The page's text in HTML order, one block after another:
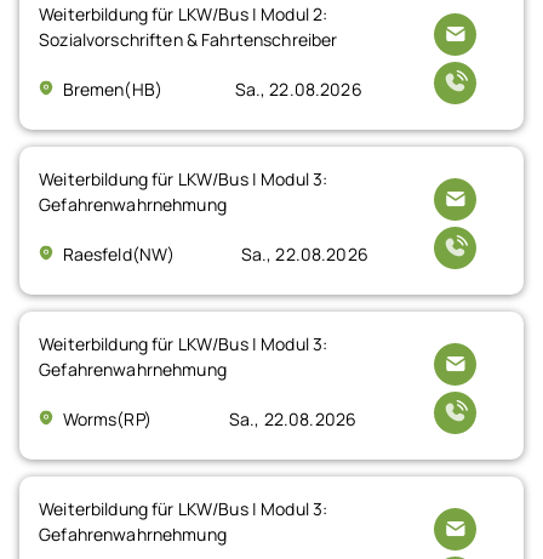
Weiterbildung für LKW/Bus | Modul 2:
Sozialvorschriften & Fahrtenschreiber
Bremen(HB) Sa., 22.08.2026
Weiterbildung für LKW/Bus | Modul 3:
Gefahrenwahrnehmung
Raesfeld(NW) Sa., 22.08.2026
Weiterbildung für LKW/Bus | Modul 3:
Gefahrenwahrnehmung
Worms(RP) Sa., 22.08.2026
Weiterbildung für LKW/Bus | Modul 3:
Gefahrenwahrnehmung